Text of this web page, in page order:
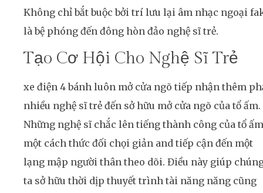
Không chỉ bắt buộc bởi trí lưu lại âm nhạc ngoại
là bệ phóng đến đông hòn đảo nghệ sĩ trẻ.
Tạo Cơ Hội Cho Nghệ Sĩ Trẻ
xe điện 4 bánh luôn mở cửa ngõ tiếp nhận thêm
nhiều nghệ sĩ trẻ đến sở hữu mở cửa ngõ của tổ ấm.
Những nghệ sĩ chắc lên tiếng thành công của tổ ấm
một cách thức đối chọi giản and tiếp cận đến một
lạng mập người thân theo dõi. Điều này giúp
ta sở hữu thời dịp thuyết trình tài năng năng cũng